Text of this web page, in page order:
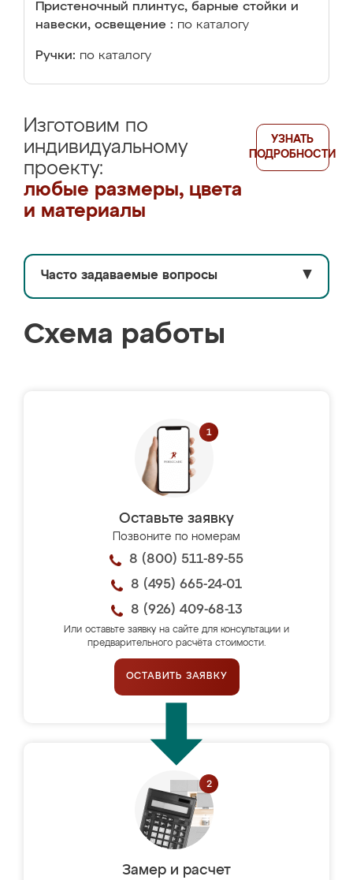
Пристеночный плинтус, барные стойки и
навески, освещение : по каталогу
Ручки: по каталогу
Изготовим по
индивидуальному
проекту:
любые размеры, цвета
и материалы
УЗНАТЬ
ПОДРОБНОСТИ
Часто задаваемые вопросы ▼
Схема работы
Оставьте заявку
Позвоните по номерам
8 (800) 511-89-55
8 (495) 665-24-01
8 (926) 409-68-13
Или оставьте заявку на сайте для консультации и
предварительного расчёта стоимости.
ОСТАВИТЬ ЗАЯВКУ
Замер и расчет